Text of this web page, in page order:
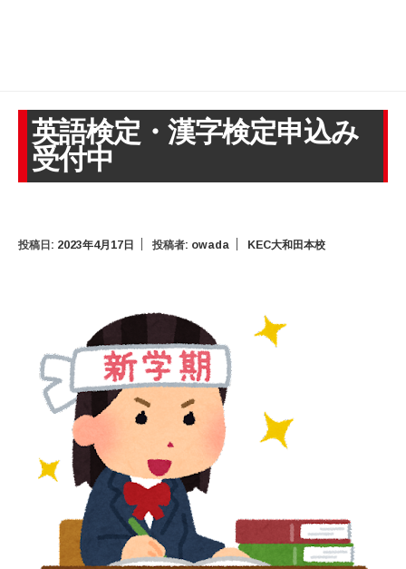
英語検定・漢字検定申込み
受付中
投稿日: 2023年4月17日 投稿者: owada KEC大和田本校